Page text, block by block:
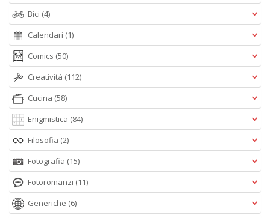
Bici (4)
Calendari (1)
Comics (50)
Creatività (112)
Cucina (58)
Enigmistica (84)
Filosofia (2)
Fotografia (15)
Fotoromanzi (11)
Generiche (6)